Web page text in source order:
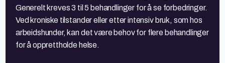
Generelt kreves 3 til 5 behandlinger for å se forbedringer.
Ved kroniske tilstander eller etter intensiv bruk, som hos
arbeidshunder, kan det være behov for flere behandlinger
for å opprettholde helse.